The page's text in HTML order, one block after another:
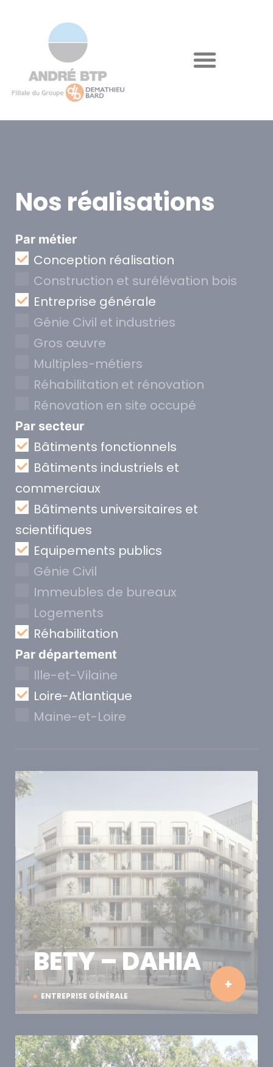
Nos réalisations
Par métier
Conception réalisation
Construction et surélévation bois
Entreprise générale
Génie Civil et industries
Gros œuvre
Multiples-métiers
Réhabilitation et rénovation
Rénovation en site occupé
Par secteur
Bâtiments fonctionnels
Bâtiments industriels et
commerciaux
Bâtiments universitaires et
scientifiques
Equipements publics
Génie Civil
Immeubles de bureaux
Logements
Réhabilitation
Par département
Ille-et-Vilaine
Loire-Atlantique
Maine-et-Loire
ENTREPRISE GÉNÉRALE
BETY – DAHIA